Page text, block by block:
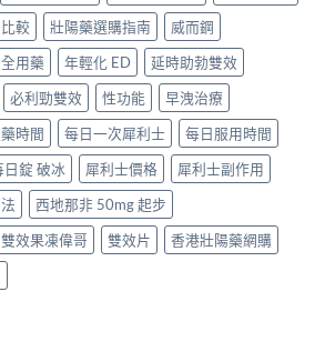
較 壯陽藥選購指南
威而鋼
用藥 年輕化 ED
延時助勃雙效
必利勁雙效 性功能
早洩治療
時間 每日一次犀利士
每日服用時間
日錠 破冰 犀利士價格
犀利士副作用
西地那非 50mg 起步
雙效果凍偉哥 雙效片
香港壯陽藥網購